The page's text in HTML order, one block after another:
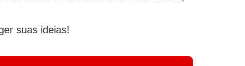
suas ideias!